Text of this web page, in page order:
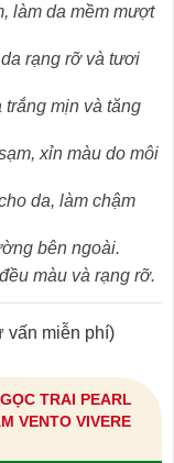
làm da mềm mượt
rạng rỡ và tươi
mịn và tăng
xỉn màu do môi
da, làm chậm
bên ngoài.
màu và rạng rỡ.
vấn miễn phí)
TRAI PEARL
VENTO VIVERE